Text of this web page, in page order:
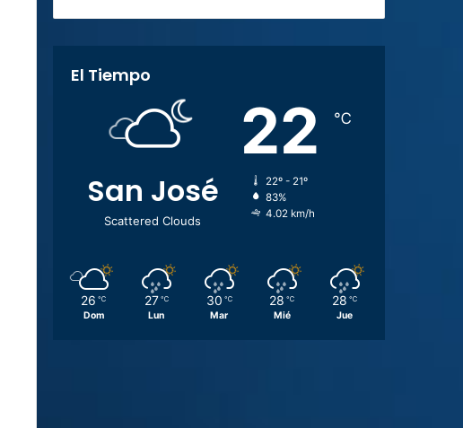
El Tiempo
San José
Scattered Clouds
22 ℃
22º - 21º
83%
4.02 km/h
26 ℃
Dom
27 ℃
Lun
30 ℃
Mar
28 ℃
Mié
28 ℃
Jue